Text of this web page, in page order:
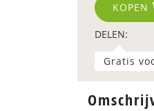
KOPEN
DELEN:
Gratis